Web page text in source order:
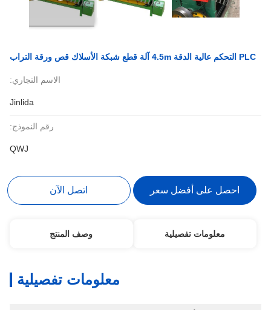
PLC التحكم عالية الدقة 4.5m آلة قطع شبكة الأسلاك قص ورقة التراب
الاسم التجاري:
Jinlida
رقم النموذج:
QWJ
احصل على أفضل سعر اتصل الآن
معلومات تفصيلية وصف المنتج
معلومات تفصيلية